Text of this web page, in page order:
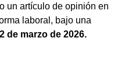
un artículo de opinión en
laboral, bajo una
de marzo de 2026.